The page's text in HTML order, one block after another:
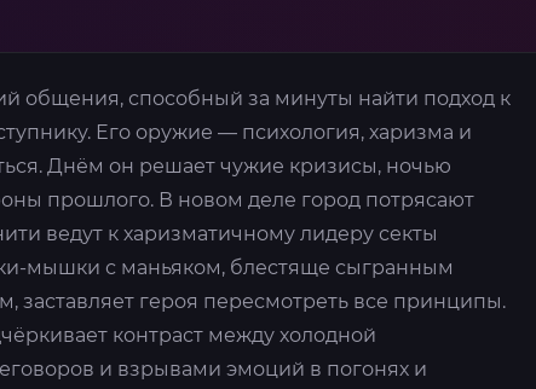
общения, способный за минуты найти подход к
Его оружие — психология, харизма и
Днём он решает чужие кризисы, ночью
прошлого. В новом деле город потрясают
ведут к харизматичному лидеру секты
мышки с маньяком, блестяще сыгранным
заставляет героя пересмотреть все принципы.
контраст между холодной
и взрывами эмоций в погонях и